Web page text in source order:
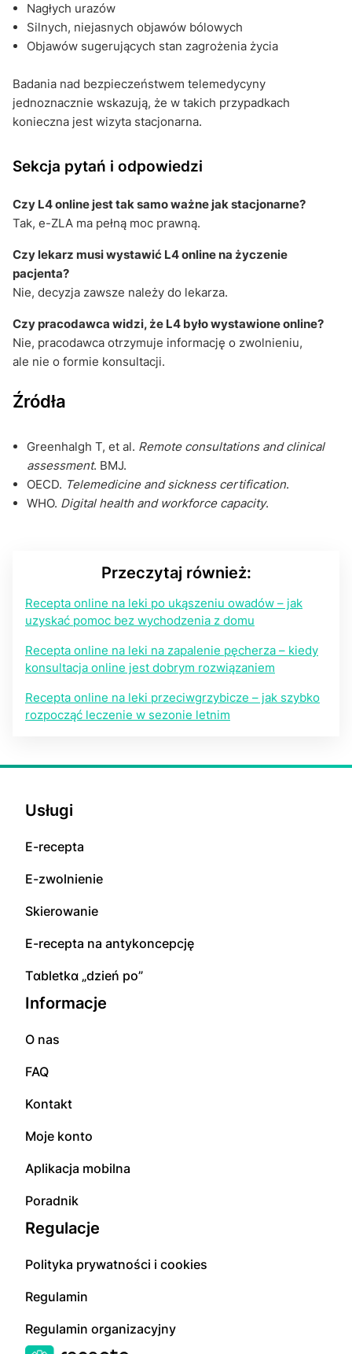
Nagłych urazów
Silnych, niejasnych objawów bólowych
Objawów sugerujących stan zagrożenia życia
Badania nad bezpieczeństwem telemedycyny
jednoznacznie wskazują, że w takich przypadkach
konieczna jest wizyta stacjonarna.
Sekcja pytań i odpowiedzi
Czy L4 online jest tak samo ważne jak stacjonarne?
Tak, e-ZLA ma pełną moc prawną.
Czy lekarz musi wystawić L4 online na życzenie
pacjenta?
Nie, decyzja zawsze należy do lekarza.
Czy pracodawca widzi, że L4 było wystawione online?
Nie, pracodawca otrzymuje informację o zwolnieniu,
ale nie o formie konsultacji.
Źródła
Greenhalgh T, et al. Remote consultations and clinical
assessment. BMJ.
OECD. Telemedicine and sickness certification.
WHO. Digital health and workforce capacity.
Przeczytaj również:
Recepta online na leki po ukąszeniu owadów – jak
uzyskać pomoc bez wychodzenia z domu
Recepta online na leki na zapalenie pęcherza – kiedy
konsultacja online jest dobrym rozwiązaniem
Recepta online na leki przeciwgrzybicze – jak szybko
rozpocząć leczenie w sezonie letnim
Usługi
E-rесерta
E-zwolnienie
Skierowanie
E-rесерta na аntуkоnсерсję
Tɑbletkɑ „dzień po”
Informacje
O nas
FAQ
Kontakt
Moje konto
Aplikacja mobilna
Poradnik
Regulacje
Polityka prywatności i cookies
Regulamin
Regulamin organizacyjny